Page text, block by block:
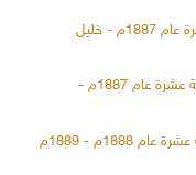
جريدة لسان الحال البيروتية - السنة العاشرة عام 1887م - خليل
جريدة لسان الحال البيروتية - السنة الحادية عشرة عام 1887م -
جريدة لسان الحال البيروتية - السنة الثانية عشرة عام 1888م - 1889م